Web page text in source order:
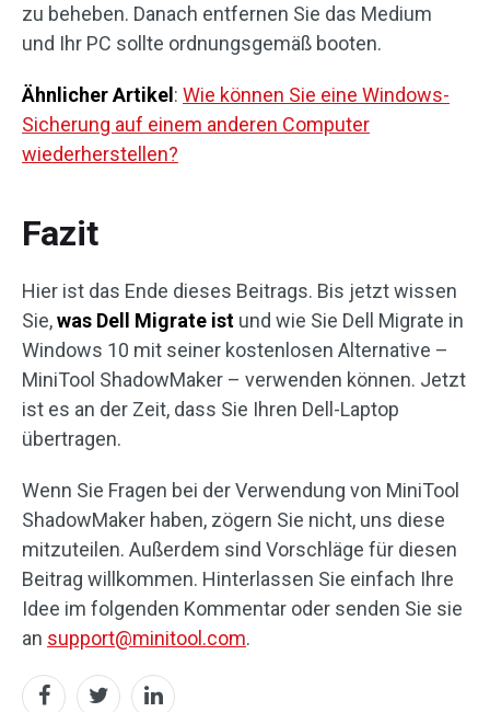
zu beheben. Danach entfernen Sie das Medium
und Ihr PC sollte ordnungsgemäß booten.
Ähnlicher Artikel: Wie können Sie eine Windows-
Sicherung auf einem anderen Computer
wiederherstellen?
Fazit
Hier ist das Ende dieses Beitrags. Bis jetzt wissen
Sie,was Dell Migrate ist und wie Sie Dell Migrate in
Windows 10 mit seiner kostenlosen Alternative –
MiniTool ShadowMaker – verwenden können. Jetzt
ist es an der Zeit, dass Sie Ihren Dell-Laptop
übertragen.
Wenn Sie Fragen bei der Verwendung von MiniTool
ShadowMaker haben, zögern Sie nicht, uns diese
mitzuteilen. Außerdem sind Vorschläge für diesen
Beitrag willkommen. Hinterlassen Sie einfach Ihre
Idee im folgenden Kommentar oder senden Sie sie
an support@minitool.com.